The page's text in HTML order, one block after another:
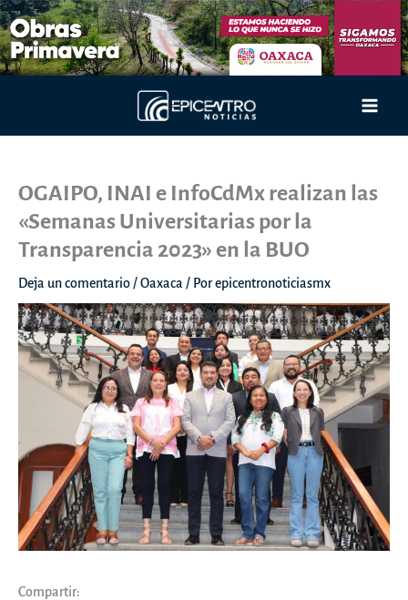
Ir
al
contenido
OGAIPO, INAI e InfoCdMx realizan las
«Semanas Universitarias por la
Transparencia 2023» en la BUO
Deja un comentario/Oaxaca / Porepicentronoticiasmx
Compartir: